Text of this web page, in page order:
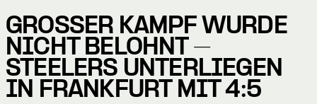
GROSSER KAMPF WURDE N
ICHT BELOHNT – S
TEELERS UNTERLIEGEN I
N FRANKFURT MIT 4:5